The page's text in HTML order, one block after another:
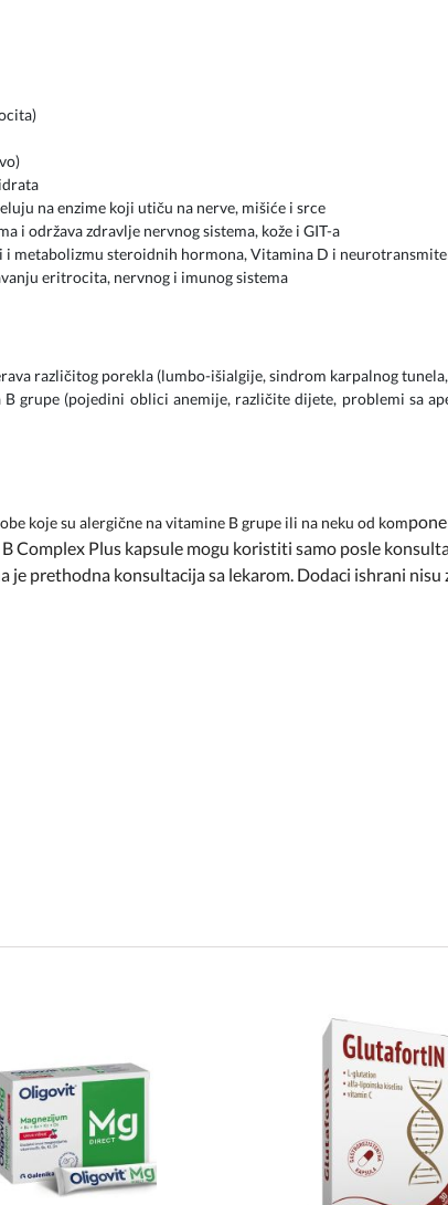
na enzime koji utiču na nerve, mišiće i srce
i održava zdravlje nervnog sistema, kože i GIT-a
i metabolizmu steroidnih hormona, Vitamina D i
eritrocita, nervnog i imunog sistema
različitog porekla (lumbo-išialgije, sindrom karpalnog
grupe (pojedini oblici anemije, različite dijete, problemi sa
koje su alergične na vitamine B grupe ili na neku od kom
Complex Plus kapsule mogu koristiti samo posle
je prethodna konsultacija sa lekarom. Dodaci ishrani nisu